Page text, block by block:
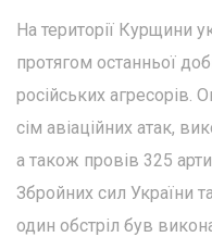
На території Курщини
протягом останньої
російських агресорів.
сім авіаційних атак,
а також провів 325
Збройних сил України
один обстріл був